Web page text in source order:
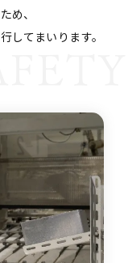
め、
してまいります。